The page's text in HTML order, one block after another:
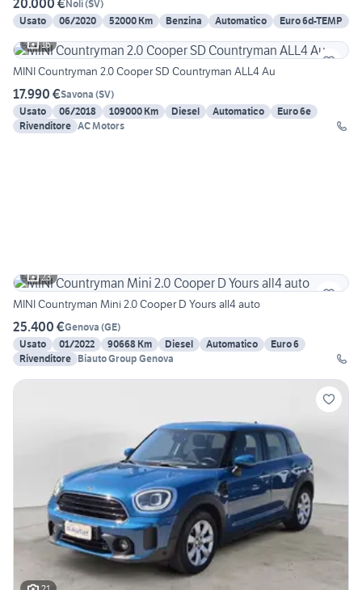
20.000 €Noli(SV)
Usato
06/2020 52000 Km Benzina Automatico
Euro 6d-TEMP
16
MINI Countryman 2.0 Cooper SD Countryman ALL4 Au
17.990 €Savona (SV)
Usato
06/2018 109000 Km Diesel Automatico
Euro 6e
Rivenditore AC Motors
23
MINI Countryman Mini 2.0 Cooper D Yours all4 auto
25.400 €Genova (GE)
Usato
01/2022 90668 Km Diesel Automatico
Euro 6
Rivenditore Biauto Group Genova